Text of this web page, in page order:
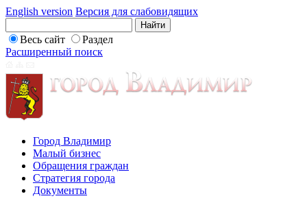
English version Версия для слабовидящих
Весь сайт
Раздел
Расширенный поиск
Город Владимир
Малый бизнес
Обращения граждан
Стратегия города
Документы